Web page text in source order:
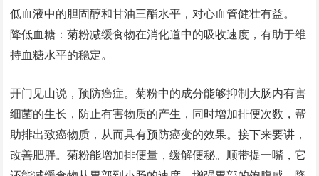
低血液中的胆固醇和甘油三酯水平，对心血管健壮有益。
降低血糖：菊粉减缓食物在消化道中的吸收速度，有助于维
持血糖水平的稳定。
开门见山说，预防癌症。菊粉中的成分能够抑制大肠内有害
细菌的生长，防止有害物质的产生，同时增加排便次数，帮
助排出致癌物质，从而具有预防癌变的效果。接下来要讲，
改善肥胖。菊粉能增加排便量，缓解便秘。顺带提一嘴，它